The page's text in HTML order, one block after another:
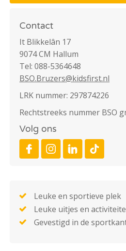
Contact
It Blikkelân 17
9074 CM Hallum
Tel: 088-5364648
BSO.Bruzers@kidsfirst.nl
LRK nummer: 297874226
Rechtstreeks nummer BSO
Volg ons
Leuke en sportieve plek
Leuke uitjes en
Gevestigd in de